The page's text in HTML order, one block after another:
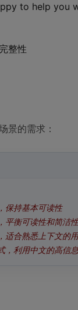
to help you
整性
景的需求：
保持基本可读性
平衡可读性和简
适合熟悉上下文的
，利用中文的高信